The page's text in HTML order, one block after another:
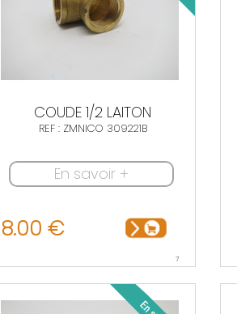
COUDE 1/2 LAITON
REF : ZMNICO 309221B
En savoir +
8.00 €
7